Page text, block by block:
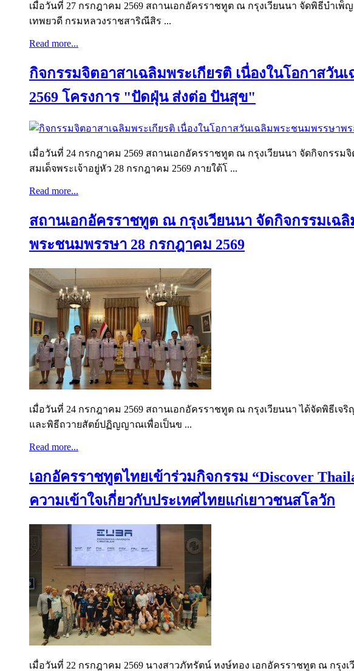
เมื่อวันที่ 27 กรกฎาคม 2569 สถานเอกอัครราชทูต ณ กรุงเวียนนา จัดพิธีบำเ
เทพยวดี กรมหลวงราชสาริณีสิร ...
Read more...
กิจกรรมจิตอาสาเฉลิมพระเกียรติ เนื่องในโอกาสวั
2569 โครงการ "ปัดฝุ่น ส่งต่อ ปันสุข"
เมื่อวันที่ 24 กรกฎาคม 2569 สถานเอกอัครราชทูต ณ กรุงเวียนนา จัดกิจกร
สมเด็จพระเจ้าอยู่หัว 28 กรกฎาคม 2569 ภายใต้โ ...
Read more...
สถานเอกอัครราชทูต ณ กรุงเวียนนา จัดกิจกรรมเฉ
พระชนมพรรษา 28 กรกฎาคม 2569
เมื่อวันที่ 24 กรกฎาคม 2569 สถานเอกอัครราชทูต ณ กรุงเวียนนา ได้จัดพิธี
และพิธีถวายสัตย์ปฏิญญาณเพื่อเป็นข ...
Read more...
เอกอัครราชทูตไทยเข้าร่วมกิจกรรม “Discover
ความเข้าใจเกี่ยวกับประเทศไทยแก่เยาวชนสโลวัก
เมื่อวันที่ 22 กรกฎาคม 2569 นางสาวภัทรัตน์ หงษ์ทอง เอกอัครราชทูต ณ กรุ